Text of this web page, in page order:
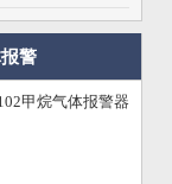
警
甲烷气体报警器